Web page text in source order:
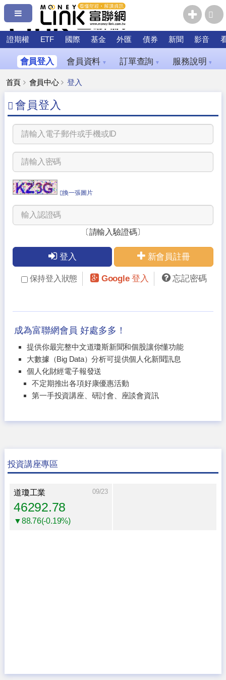
證期權 ETF 國際 基金 外匯 債券 新聞 影音
會員登入 會員資料 ▼ 訂單查詢 ▼ 服務說明 ▼
首頁 會員中心 登入
會員登入
換一張圖片
〔請輸入驗證碼〕
登入 新會員註冊
保持登入狀態 Google 登入 忘記密碼
成為富聯網會員 好處多多！
提供你最完整中文道瓊斯新聞和個股讓你懂功能
大數據（Big Data）分析可提供個人化新聞訊息
個人化財經電子報發送
不定期推出各項好康優惠活動
第一手投資講座、研討會、座談會資訊
投資講座專區
道瓊工業 09/23
46292.78
▼88.76(-0.19%)